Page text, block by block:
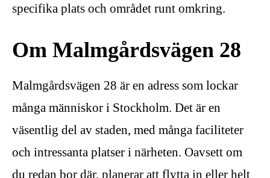
specifika plats och området runt omkring.
Om Malmgårdsvägen 28
Malmgårdsvägen 28 är en adress som lockar
många människor i Stockholm. Det är en
väsentlig del av staden, med många faciliteter
och intressanta platser i närheten. Oavsett om
du redan bor där, planerar att flytta in eller helt